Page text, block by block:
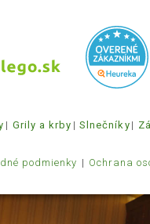
Grily a krby Slnečníky
podmienky Ochrana